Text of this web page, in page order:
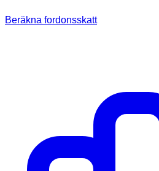
Beräkna fordonsskatt